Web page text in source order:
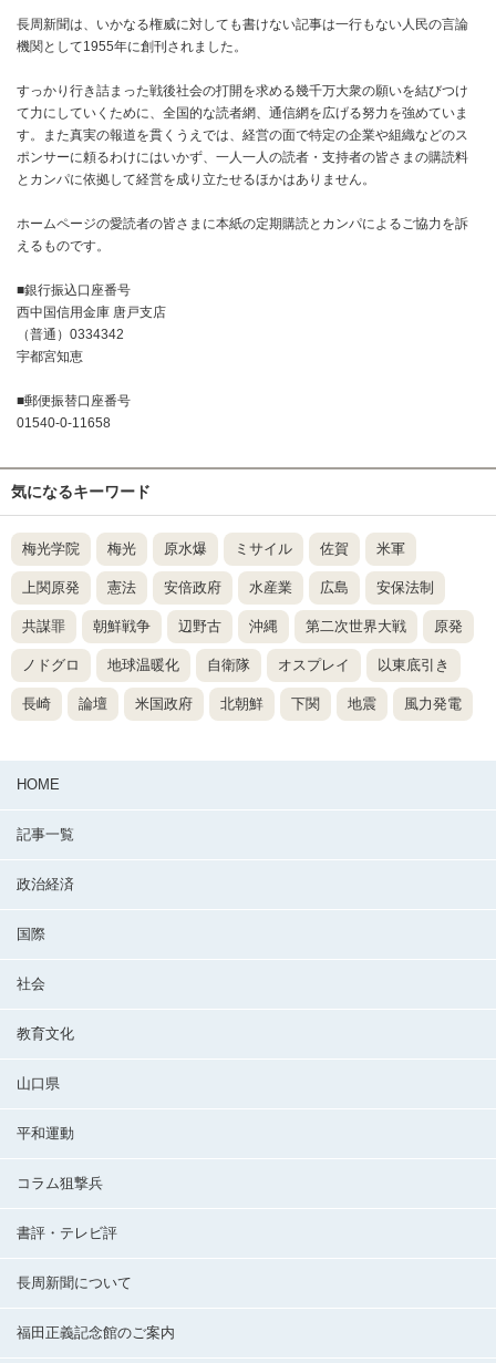
長周新聞は、いかなる権威に対しても書けない記事は一行もない人民の言論
機関として1955年に創刊されました。
すっかり行き詰まった戦後社会の打開を求める幾千万大衆の願いを結びつけ
て力にしていくために、全国的な読者網、通信網を広げる努力を強めていま
す。また真実の報道を貫くうえでは、経営の面で特定の企業や組織などのス
ポンサーに頼るわけにはいかず、一人一人の読者・支持者の皆さまの購読料
とカンパに依拠して経営を成り立たせるほかはありません。
ホームページの愛読者の皆さまに本紙の定期購読とカンパによるご協力を訴
えるものです。
■銀行振込口座番号
西中国信用金庫 唐戸支店
（普通）0334342
宇都宮知恵
■郵便振替口座番号
01540-0-11658
気になるキーワード
梅光学院 梅光 原水爆 ミサイル 佐賀 米軍
上関原発 憲法 安倍政府 水産業 広島 安保法制
共謀罪 朝鮮戦争 辺野古 沖縄 第二次世界大戦 原発
ノドグロ 地球温暖化 自衛隊 オスプレイ 以東底引き
長崎 論壇 米国政府 北朝鮮 下関 地震 風力発電
HOME
記事一覧
政治経済
国際
社会
教育文化
山口県
平和運動
コラム狙撃兵
書評・テレビ評
長周新聞について
福田正義記念館のご案内